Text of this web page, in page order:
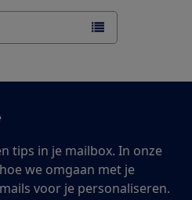
tips in je mailbox. In onze
we omgaan met je
voor je personaliseren.